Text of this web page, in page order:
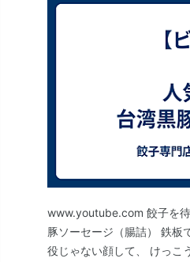
www.youtube.com 餃子を
豚ソーセージ（腸詰） 鉄板
役じゃない顔して、 けっこ